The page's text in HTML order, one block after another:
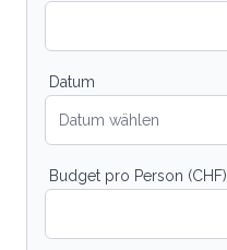
Datum
Datum wählen
Budget pro Person (CHF)